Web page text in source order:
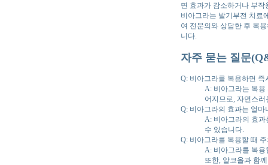
면 효과가 감소하거나 부
비아그라는 발기부전 치료
여 전문의와 상담한 후 복
니다.
자주 묻는 질문
Q: 비아그라를 복용하면 즉
A: 비아그라는 복용
어지므로, 자연스
Q: 비아그라의 효과는 얼마
A: 비아그라의 효과
수 있습니다.
Q: 비아그라를 복용할 때
A: 비아그라를 복용
또한, 알코올과 함